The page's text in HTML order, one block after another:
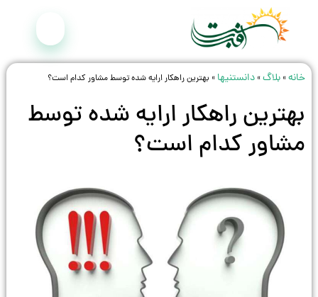
خانه» بلاگ» دانستنیها » بهترین راهکار ارایه شده توسط مشاور کدام است؟
بهترین راهکار ارایه شده توسط
مشاور کدام است؟